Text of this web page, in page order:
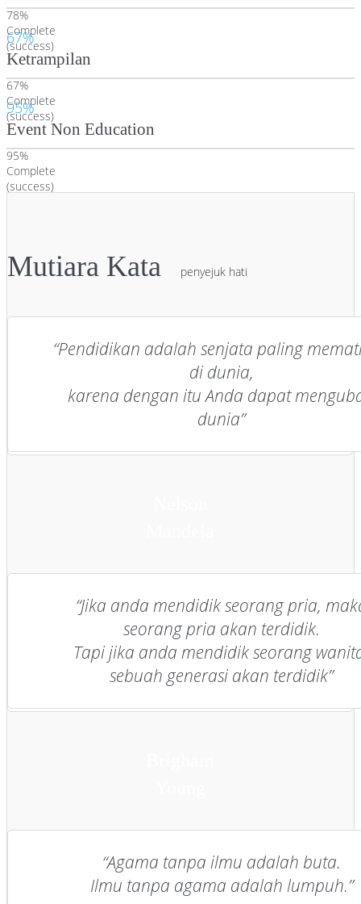
78%
Complete
(success)
67%
Ketrampilan
67%
Complete
(success)
95%
Event Non Education
95%
Complete
(success)
Mutiara Kata penyejuk hati
“Pendidikan adalah senjata paling
di dunia,
karena dengan itu Anda dapat
dunia”
“Jika anda mendidik seorang pria,
seorang pria akan terdidik.
Tapi jika anda mendidik seorang
sebuah generasi akan terdidik”
“Agama tanpa ilmu adalah buta.
Ilmu tanpa agama adalah lumpuh.”